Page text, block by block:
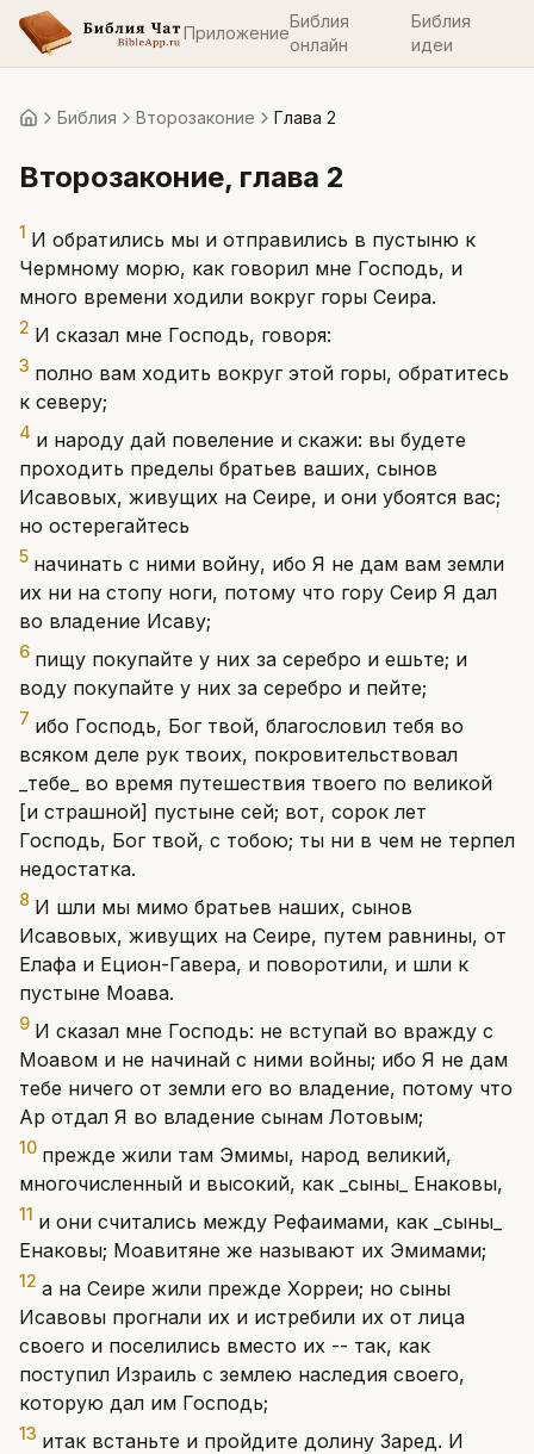
Приложение
Библия
онлайн
Библия
идеи
ГлавнаяБиблия Второзаконие Глава 2
Второзаконие, глава 2
1 И обратились мы и отправились в пустыню к
Чермному морю, как говорил мне Господь, и
много времени ходили вокруг горы Сеира.
2 И сказал мне Господь, говоря:
3 полно вам ходить вокруг этой горы, обратитесь
к северу;
4 и народу дай повеление и скажи: вы будете
проходить пределы братьев ваших, сынов
Исавовых, живущих на Сеире, и они убоятся вас;
но остерегайтесь
5 начинать с ними войну, ибо Я не дам вам земли
их ни на стопу ноги, потому что гору Сеир Я дал
во владение Исаву;
6 пищу покупайте у них за серебро и ешьте; и
воду покупайте у них за серебро и пейте;
7 ибо Господь, Бог твой, благословил тебя во
всяком деле рук твоих, покровительствовал
_тебе_ во время путешествия твоего по великой
[и страшной] пустыне сей; вот, сорок лет
Господь, Бог твой, с тобою; ты ни в чем не терпел
недостатка.
8 И шли мы мимо братьев наших, сынов
Исавовых, живущих на Сеире, путем равнины, от
Елафа и Ецион-Гавера, и поворотили, и шли к
пустыне Моава.
9 И сказал мне Господь: не вступай во вражду с
Моавом и не начинай с ними войны; ибо Я не дам
тебе ничего от земли его во владение, потому что
Ар отдал Я во владение сынам Лотовым;
10 прежде жили там Эмимы, народ великий,
многочисленный и высокий, как _сыны_ Енаковы,
11 и они считались между Рефаимами, как _сыны_
Енаковы; Моавитяне же называют их Эмимами;
12 а на Сеире жили прежде Хорреи; но сыны
Исавовы прогнали их и истребили их от лица
своего и поселились вместо их -- так, как
поступил Израиль с землею наследия своего,
которую дал им Господь;
13 итак встаньте и пройдите долину Заред. И